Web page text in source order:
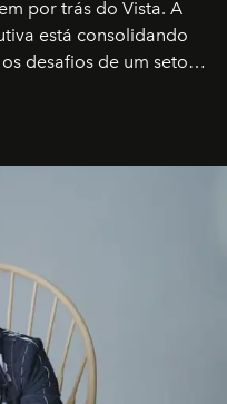
por trás do Vista. A
está consolidando
desafios de um setor
o conceito de luxo